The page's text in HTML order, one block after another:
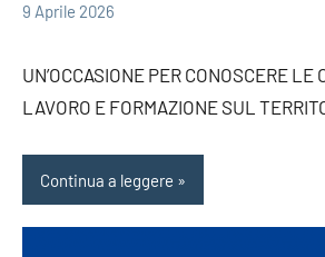
9 Aprile 2026
UN’OCCASIONE PER CONOSCERE LE
LAVORO E FORMAZIONE SUL
Continua a leggere